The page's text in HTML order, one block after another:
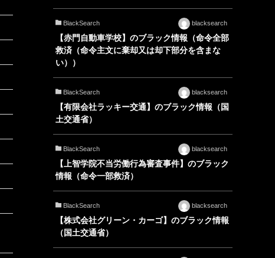
BlackSearch blacksearch
【赤門自動車学校】のブラック情報（命令全部
救済（命令主文に棄却又は却下部分を含まな
い））
BlackSearch blacksearch
【有限会社ラッキー交通】のブラック情報（国
土交通省）
BlackSearch blacksearch
【上智学院不当労働行為審査事件】のブラック
情報（命令一部救済）
BlackSearch blacksearch
【株式会社グリーン・カーゴ】のブラック情報
（国土交通省）